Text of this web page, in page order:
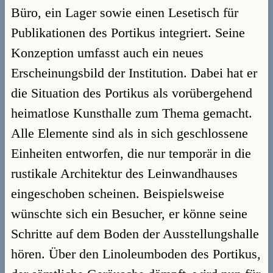
Büro, ein Lager sowie einen Lesetisch für
Publikationen des Portikus integriert. Seine
Konzeption umfasst auch ein neues
Erscheinungsbild der Institution. Dabei hat er
die Situation des Portikus als vorübergehend
heimatlose Kunsthalle zum Thema gemacht.
Alle Elemente sind als in sich geschlossene
Einheiten entworfen, die nur temporär in die
rustikale Architektur des Leinwandhauses
eingeschoben scheinen. Beispielsweise
wünschte sich ein Besucher, er könne seine
Schritte auf dem Boden der Ausstellungshalle
hören. Über den Linoleumboden des Portikus,